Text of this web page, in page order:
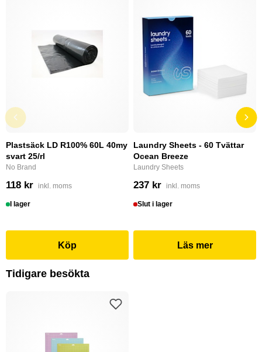
Plastsäck LD R100% 60L 40my
svart 25/rl
No Brand
118 kr inkl. moms
I lager
Köp
Laundry Sheets - 60 Tvättar
Ocean Breeze
Laundry Sheets
237 kr inkl. moms
Slut i lager
Läs mer
Tidigare besökta